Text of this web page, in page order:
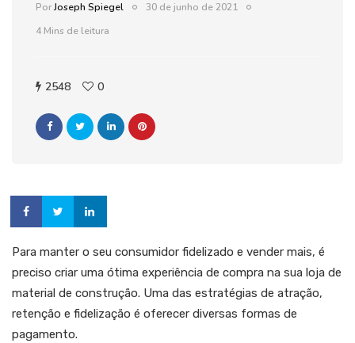
PorJoseph Spiegel
30 de junho de 2021
4 Mins de leitura
2548 0
Para manter o seu consumidor fidelizado e vender mais, é
preciso criar uma ótima experiência de compra na sua loja de
material de construção. Uma das estratégias de atração,
retenção e fidelização é oferecer diversas formas de
pagamento.